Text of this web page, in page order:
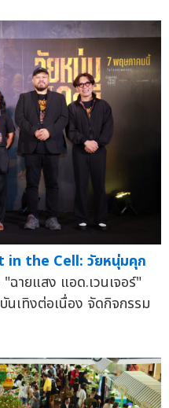
in the Cell: วัยหนุ่มคุก
ายแสง แอด.เวนเจอร์"
นเทิงต่อเนื่อง จัดกิจกรรม